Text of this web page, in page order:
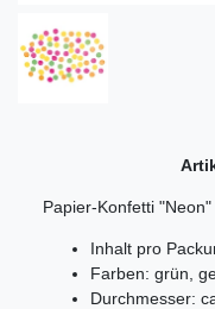
Papier-Konfetti
Inhalt pro
Farben: grün,
Durchmesser: